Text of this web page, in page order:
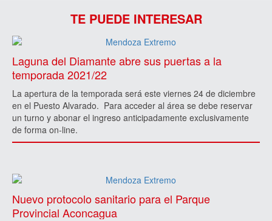
TE PUEDE INTERESAR
Laguna del Diamante abre sus puertas a la
temporada 2021/22
La apertura de la temporada será este viernes 24 de diciembre
en el Puesto Alvarado. Para acceder al área se debe reservar
un turno y abonar el ingreso anticipadamente exclusivamente
de forma on-line.
Nuevo protocolo sanitario para el Parque
Provincial Aconcagua